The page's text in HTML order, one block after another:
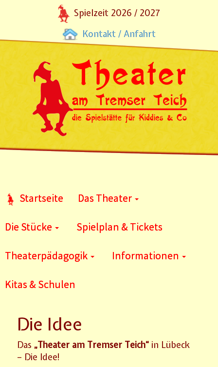
Spielzeit 2026 / 2027
Kontakt / Anfahrt
Startseite Das Theater
Die Stücke Spielplan & Tickets
Theaterpädagogik Informationen
Kitas & Schulen
Die Idee
Das „Theater am Tremser Teich“ in Lübeck
– Die Idee!